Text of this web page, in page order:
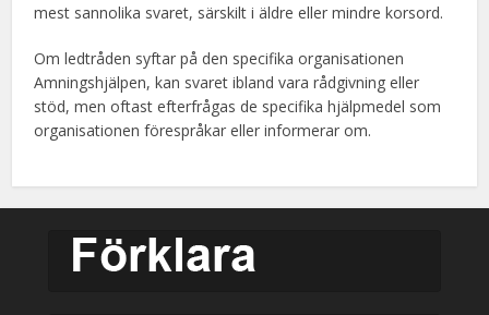
mest sannolika svaret, särskilt i äldre eller mindre korsord.
Om ledtråden syftar på den specifika organisationen
Amningshjälpen, kan svaret ibland vara rådgivning eller
stöd, men oftast efterfrågas de specifika hjälpmedel som
organisationen förespråkar eller informerar om.